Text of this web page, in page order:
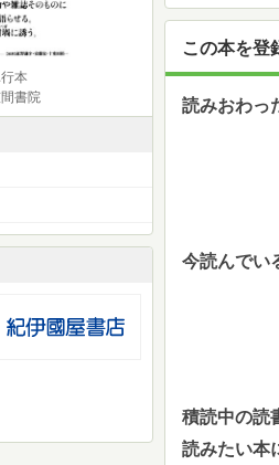
本
書院
この本を登
読みおわっ
今読んでい
積読中の読
読みたい本